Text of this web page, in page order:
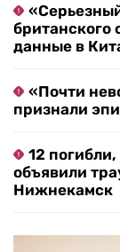
британского
данные в
«Почти
признали
12
объявили
Нижнекамск